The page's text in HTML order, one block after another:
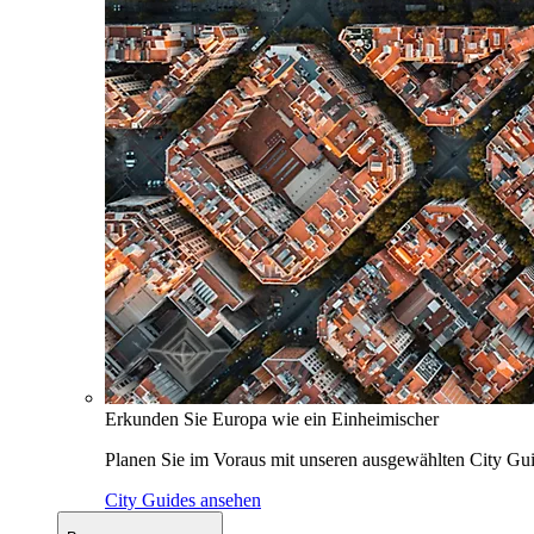
Erkunden Sie Europa wie ein Einheimischer
Planen Sie im Voraus mit unseren ausgewählten City
City Guides ansehen